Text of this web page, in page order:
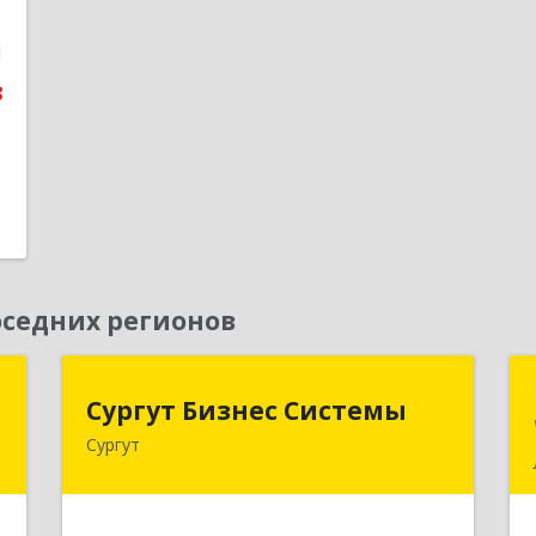
регионов
Сургут Бизнес Системы
Сургут